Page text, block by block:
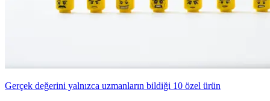
Gerçek değerini yalnızca uzmanların bildiği 10 özel ürün